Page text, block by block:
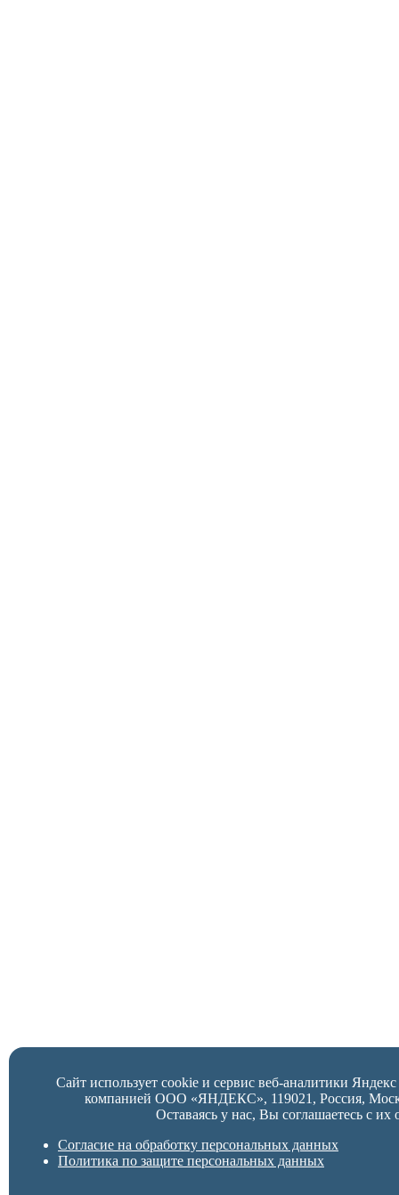
Сайт использует cookie и сервис веб-аналитики
компанией ООО «ЯНДЕКС», 119021, Россия,
Оставаясь у нас, Вы соглашаетесь с их
Согласие на обработку персональных данных
Политика по защите персональных данных